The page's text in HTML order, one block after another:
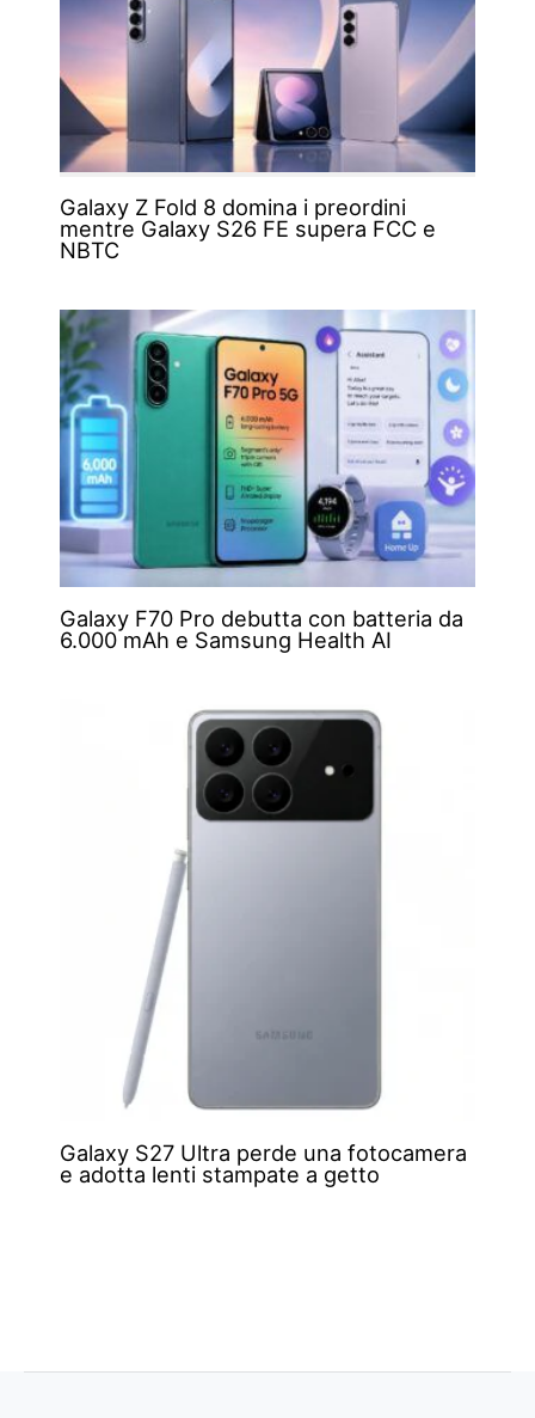
Galaxy Z Fold 8 domina i preordini
mentre Galaxy S26 FE supera FCC e
NBTC
Galaxy F70 Pro debutta con batteria da
6.000 mAh e Samsung Health AI
Galaxy S27 Ultra perde una fotocamera
e adotta lenti stampate a getto